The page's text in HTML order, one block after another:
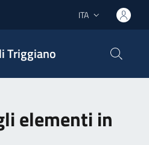
Lingua attiva:
ITA
Triggiano
elementi in